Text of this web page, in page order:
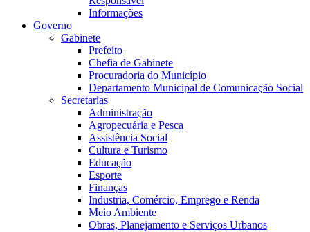
Informações
Governo
Gabinete
Prefeito
Chefia de Gabinete
Procuradoria do Município
Departamento Municipal de Comunicação Social
Secretarias
Administração
Agropecuária e Pesca
Assistência Social
Cultura e Turismo
Educação
Esporte
Finanças
Industria, Comércio, Emprego e Renda
Meio Ambiente
Obras, Planejamento e Serviços Urbanos